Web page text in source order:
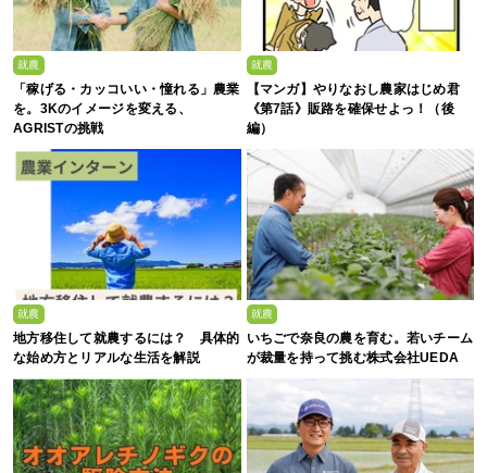
就農
「稼げる・カッコいい・憧れる」農業
を。3Kのイメージを変える、
AGRISTの挑戦
就農
【マンガ】やりなおし農家はじめ君
《第7話》販路を確保せよっ！（後
編）
就農
地方移住して就農するには？ 具体的
な始め方とリアルな生活を解説
就農
いちごで奈良の農を育む。若いチーム
が裁量を持って挑む株式会社UEDA